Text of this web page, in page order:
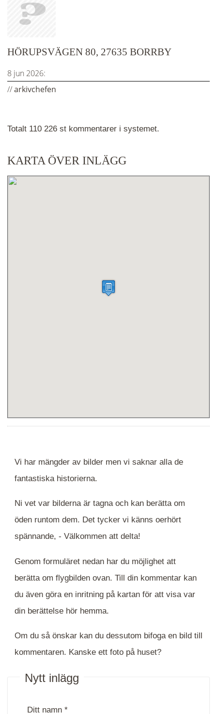
Totalt 110 226 st kommentarer i systemet.
KARTA ÖVER INLÄGG
HÖRUPSVÄGEN 80, 27635 BORRBY
8 jun 2026:
//arkivchefen
Vi har mängder av bilder men vi saknar alla de
fantastiska historierna.
Ni vet var bilderna är tagna och kan berätta om
öden runtom dem. Det tycker vi känns oerhört
spännande, - Välkommen att delta!
Genom formuläret nedan har du möjlighet att
berätta om flygbilden ovan. Till din kommentar kan
du även göra en inritning på kartan för att visa var
din berättelse hör hemma.
Om du så önskar kan du dessutom bifoga en bild till
kommentaren. Kanske ett foto på huset?
Nytt inlägg
Ditt namn *